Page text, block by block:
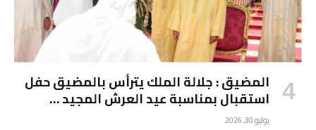
المضيق : جلالة الملك يترأس بالمضيق حفل
استقبال بمناسبة عيد العرش المجيد …
يوليو 30, 2026